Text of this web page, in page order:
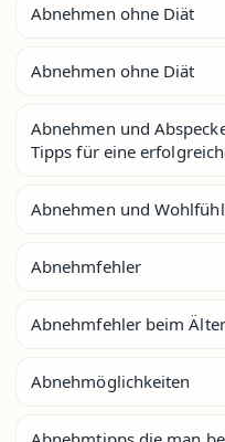
Abnehmen ohne Diät
Abnehmen ohne Diät
Abnehmen und
Tipps für eine
Abnehmen und
Abnehmfehler
Abnehmfehler beim
Abnehmöglichkeiten